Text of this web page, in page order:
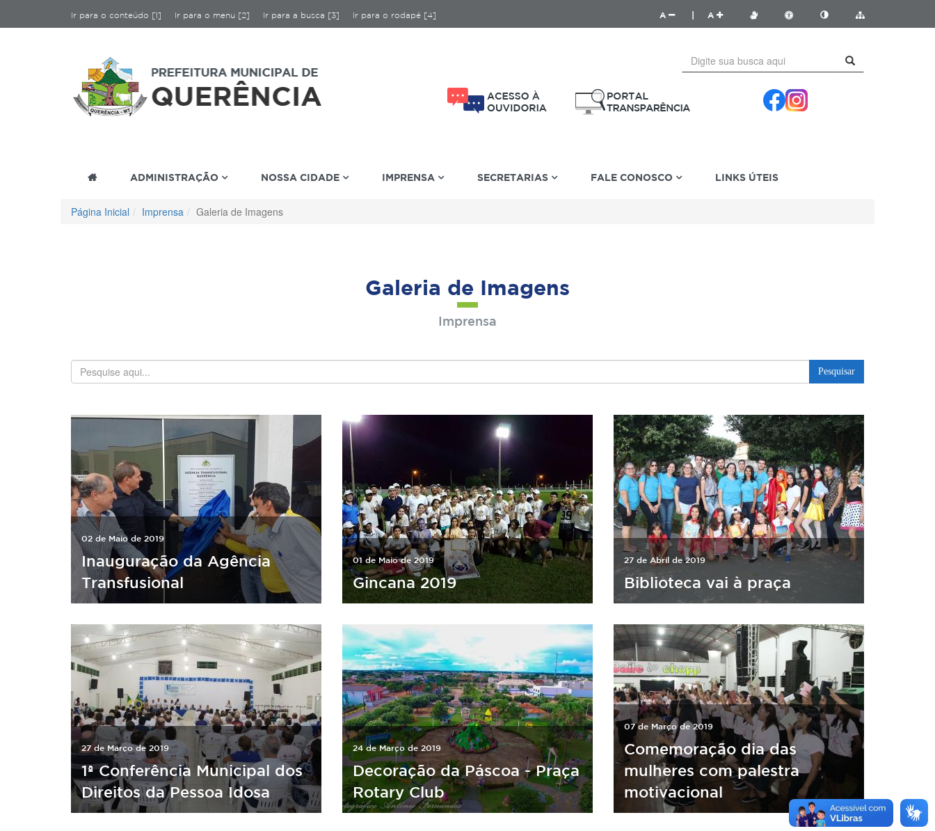
Ir para o conteúdo [1] Ir para o menu [2] Ir para a busca [3] Ir para o rodapé [4] A A
ADMINISTRAÇÃO NOSSA CIDADE IMPRENSA SECRETARIAS FALE CONOSCO LINKS ÚTEIS
Página Inicial Imprensa Galeria de Imagens
Galeria de Imagens
Imprensa
Pesquisar
02 de Maio de 2019
Inauguração da Agência
Transfusional
01 de Maio de 2019
Gincana 2019
27 de Abril de 2019
Biblioteca vai à praça
27 de Março de 2019
1ª Conferência Municipal dos
Direitos da Pessoa Idosa
24 de Março de 2019
Decoração da Páscoa - Praça
Rotary Club
07 de Março de 2019
Comemoração dia das
mulheres com palestra
motivacional